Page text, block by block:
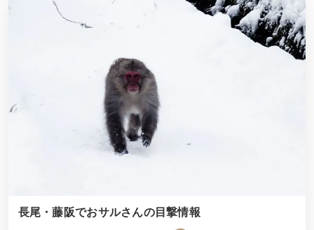
長尾・藤阪でおサルさんの目撃情報